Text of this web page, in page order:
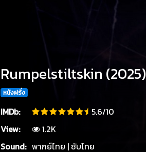
Rumpelstiltskin (2025)
หนังฝรั่ง
IMDb:
5.6/10
View:
1.2K
Sound: พากย์ไทย | ซับไทย